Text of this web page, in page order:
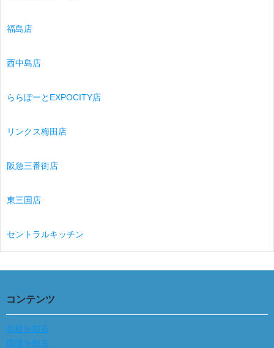
福島店
西中島店
ららぽーとEXPOCITY店
リンクス梅田店
阪急三番街店
東三国店
セントラルキッチン
コンテンツ
会社を知る
環境を知る